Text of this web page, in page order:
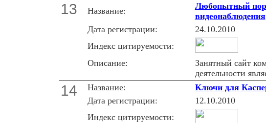
13 Название:
Любопытный
видеонаблюдения
Дата регистрации:
24.10.2010
Индекс цитируемости:
Описание:
Занятный сайт
деятельности
14 Название: Ключи для
Дата регистрации:
12.10.2010
Индекс цитируемости: